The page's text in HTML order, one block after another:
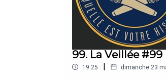
99. La Veillée
19:25 | dimanche 23